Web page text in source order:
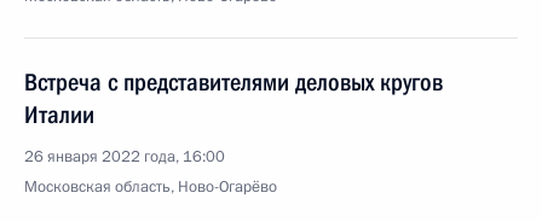
Встреча с представителями деловых кругов
Италии
26 января 2022 года, 16:00
Московская область, Ново-Огарёво